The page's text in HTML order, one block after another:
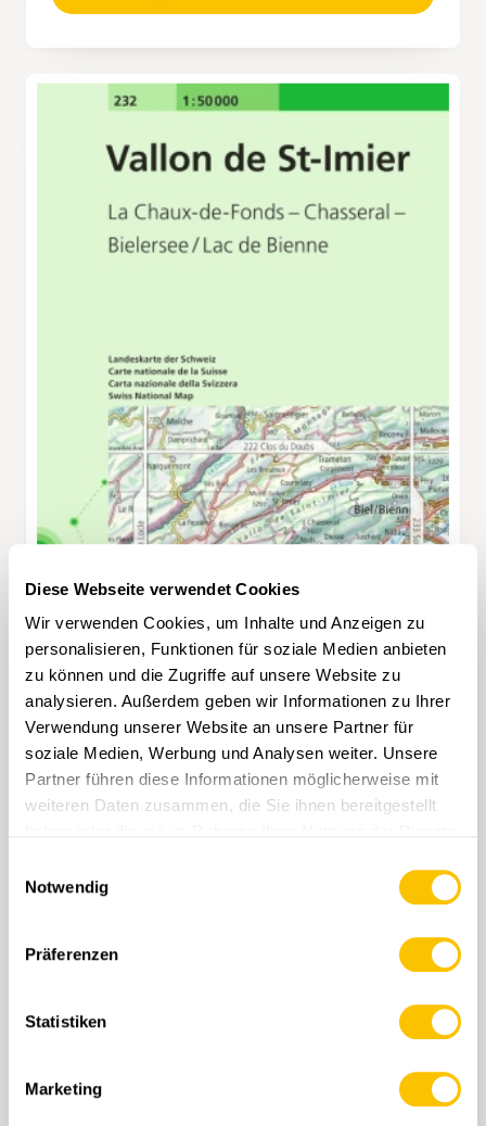
Diese Webseite verwendet Cookies
Wir verwenden Cookies, um Inhalte und Anzeigen zu
personalisieren, Funktionen für soziale Medien anbieten
zu können und die Zugriffe auf unsere Website zu
analysieren. Außerdem geben wir Informationen zu Ihrer
Verwendung unserer Website an unsere Partner für
soziale Medien, Werbung und Analysen weiter. Unsere
Partner führen diese Informationen möglicherweise mit
weiteren Daten zusammen, die Sie ihnen bereitgestellt
Notwendig
Präferenzen
Statistiken
Marketing
CHF 14.-